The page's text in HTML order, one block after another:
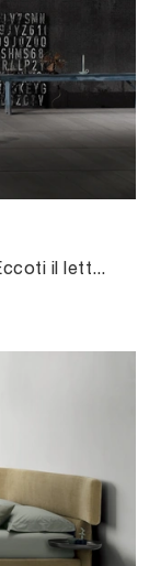
Vuoi progettare la camera da letto? Eccoti il letto in tessuto Zoè Quattro Ring 28 di Excò per spazi moderni.